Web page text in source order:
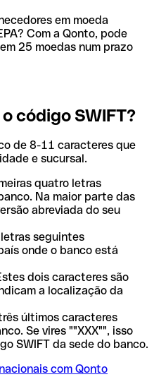
em moeda
Com a Qonto, pode
25 moedas num prazo
código SWIFT?
de 8-11 caracteres que
e sucursal.
quatro letras
Na maior parte das
abreviada do seu
seguintes
onde o banco está
dois caracteres são
a localização da
últimos caracteres
Se vires ""XXX"", isso
SWIFT da sede do banco.
com Qonto